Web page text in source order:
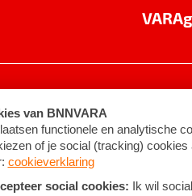
Algemene voorwaarden